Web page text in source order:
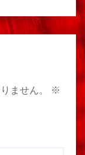
ません。
※